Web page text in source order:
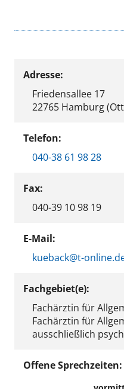
Adresse:
Friedensallee 17
22765 Hamburg
Telefon:
040-38 61 98 28
Fax:
040-39 10 98 19
E-Mail:
kueback@t-
Fachgebiet(e):
Fachärztin für
Fachärztin für
ausschließlich
Offene Sprechzeiten: